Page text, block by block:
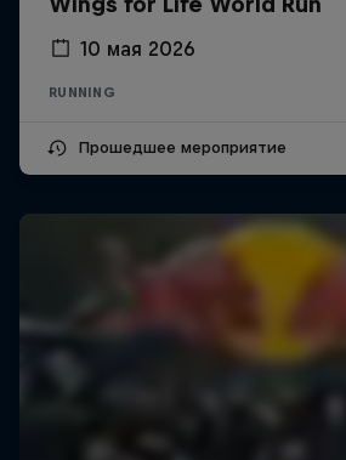
10 мая 2026
RUNNING
Прошедшее мероприятие